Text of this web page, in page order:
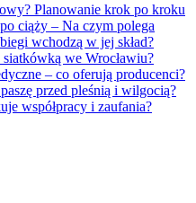
Planowanie krok po kroku
ciąży – Na czym polega
wchodzą w jej skład?
we Wrocławiu?
– co oferują producenci?
przed pleśnią i wilgocią?
współpracy i zaufania?